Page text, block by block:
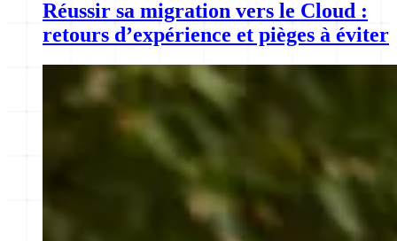
Réussir sa migration vers le Cloud :
retours d’expérience et pièges à éviter